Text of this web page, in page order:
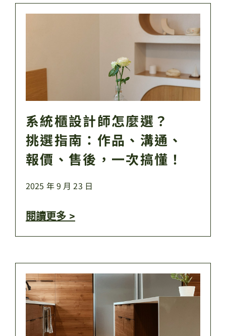
系統櫃設計師怎麼選？
挑選指南：作品、溝通、
報價、售後，一次搞懂！
2025 年 9 月 23 日
閱讀更多 >